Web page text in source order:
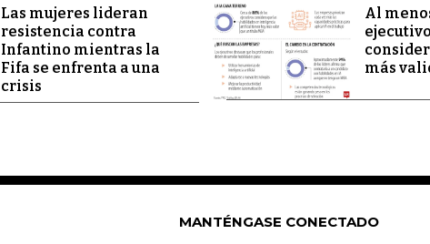
Las mujeres lideran
resistencia contra
Infantino mientras la
Fifa se enfrenta a una
crisis
Al
más
MANTÉNGASE CONECTADO